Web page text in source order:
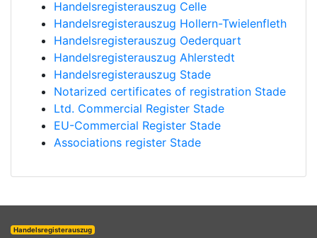
Handelsregisterauszug Celle
Handelsregisterauszug Hollern-Twielenfleth
Handelsregisterauszug Oederquart
Handelsregisterauszug Ahlerstedt
Handelsregisterauszug Stade
Notarized certificates of registration Stade
Ltd. Commercial Register Stade
EU-Commercial Register Stade
Associations register Stade
Handelsregisterauszug